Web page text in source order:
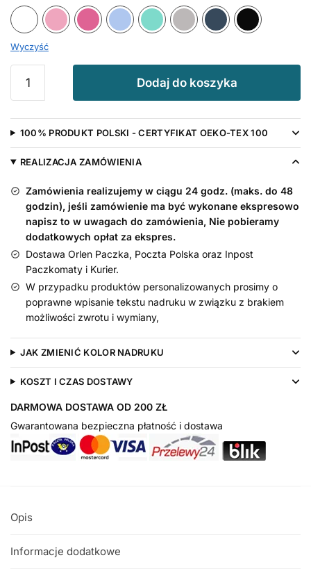
Biały
Różowy Ciemny Różowy
Błękitny MiętowySzary
Wyczyść
Kocham
Mamę
i
Tatę
-
śliniak
Dodaj do koszyka
100% PRODUKT POLSKI - CERTYFIKAT OEKO-TEX 100
REALIZACJA ZAMÓWIENIA
Zamówienia realizujemy w ciągu 24 godz. (maks. do 48
godzin), jeśli zamówienie ma być wykonane ekspresowo
napisz to w uwagach do zamówienia, Nie pobieramy
dodatkowych opłat za ekspres.
Dostawa Orlen Paczka, Poczta Polska oraz Inpost
Paczkomaty i Kurier.
W przypadku produktów personalizowanych prosimy o
poprawne wpisanie tekstu nadruku w związku z brakiem
możliwości zwrotu i wymiany,
JAK ZMIENIĆ KOLOR NADRUKU
KOSZT I CZAS DOSTAWY
DARMOWA DOSTAWA OD 200 ZŁ
Gwarantowana bezpieczna płatność i dostawa
Opis
Informacje dodatkowe